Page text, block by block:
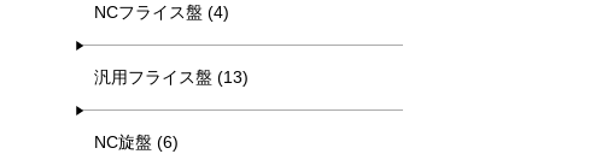
NCフライス盤 (4)
汎用フライス盤 (13)
NC旋盤 (6)